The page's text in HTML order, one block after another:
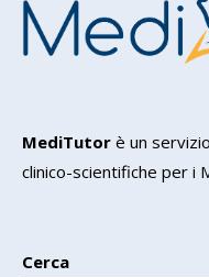
MediTutor è un
clinico-scientifiche per i
Cerca